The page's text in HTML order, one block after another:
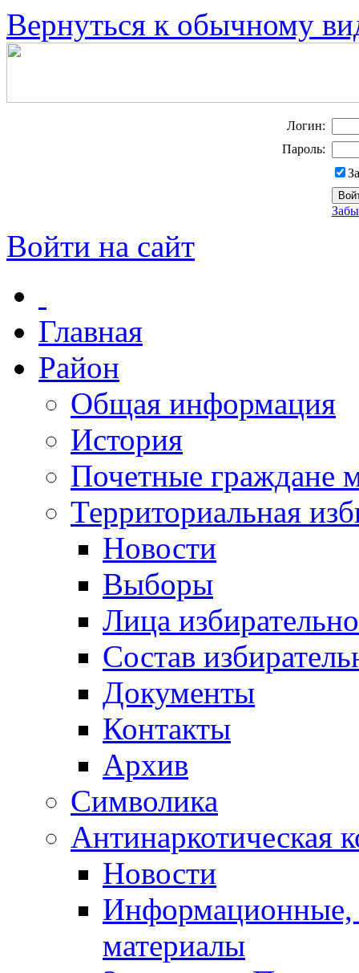
Вернуться к обычному
Логин:
Пароль:
Войти на сайт
Главная
Район
Общая информация
История
Почетные граждане
Территориальная
Новости
Выборы
Лица
Состав
Документы
Контакты
Архив
Символика
Антинаркотическая
Новости
Информационные,
материалы